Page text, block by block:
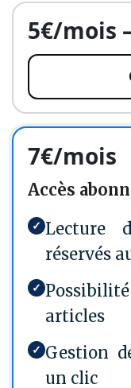
5€/mois
7€/mois
Accès
✓ Lecture
réservés
✓
articles
✓ Gestion
un clic